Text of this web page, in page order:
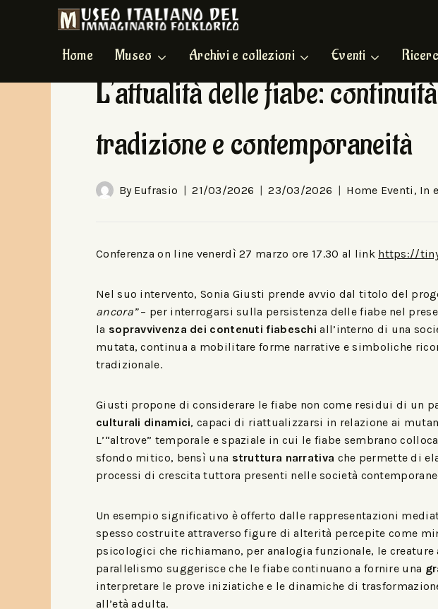
Home Museo Archivi e collezioni Eventi
HOME EVENTI|IN EVIDENZA
L’attualità delle fiabe:
tradizione e contemporaneità
By Eufrasio 21/03/2026 23/03/2026 Home Eventi , In
Conferenza on line venerdì 27 marzo ore 17.30 al link https://
Nel suo intervento, Sonia Giusti prende avvio dal titolo del
ancora”– per interrogarsi sulla persistenza delle fiabe nel
la sopravvivenza dei contenuti fiabeschi all’interno di una
mutata, continua a mobilitare forme narrative e simboliche
tradizionale.
Giusti propone di considerare le fiabe non come residui di un
culturali dinamici, capaci di riattualizzarsi in relazione ai
L’“altrove” temporale e spaziale in cui le fiabe sembrano
sfondo mitico, bensì una struttura narrativa che permette di
processi di crescita tuttora presenti nelle società
Un esempio significativo è offerto dalle rappresentazioni
spesso costruite attraverso figure di alterità percepite come
psicologici che richiamano, per analogia funzionale, le creature
parallelismo suggerisce che le fiabe continuano a fornire una
interpretare le prove iniziatiche e le dinamiche di
all’età adulta.